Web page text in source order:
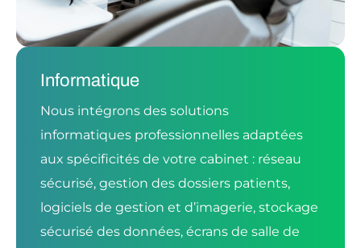
Informatique
Nous intégrons des solutions
informatiques professionnelles adaptées
aux spécificités de votre cabinet : réseau
sécurisé, gestion des dossiers patients,
logiciels de gestion et d’imagerie, stockage
sécurisé des données, écrans de salle de